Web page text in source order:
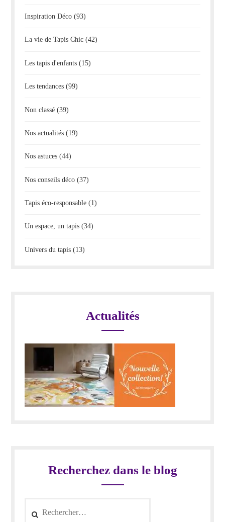
Inspiration Déco (93)
La vie de Tapis Chic (42)
Les tapis d'enfants (15)
Les tendances (99)
Non classé (39)
Nos actualités (19)
Nos astuces (44)
Nos conseils déco (37)
Tapis éco-responsable (1)
Un espace, un tapis (34)
Univers du tapis (13)
Actualités
Recherchez dans le blog